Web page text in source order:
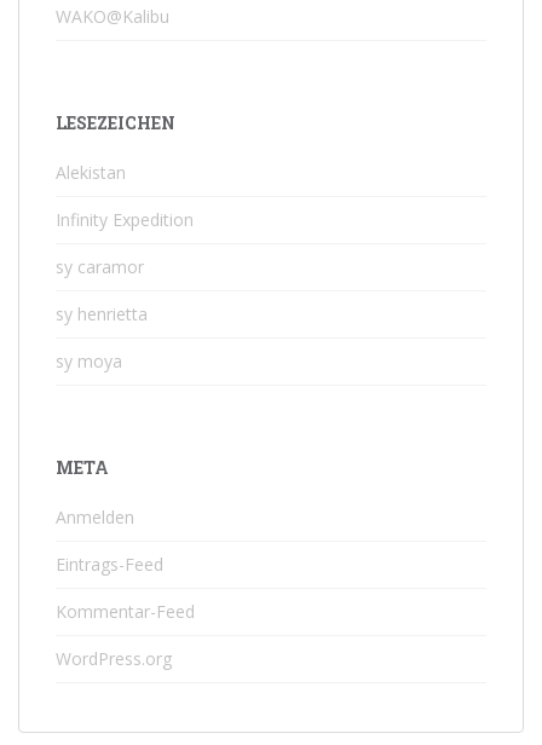
WAKO@Kalibu
LESEZEICHEN
Alekistan
Infinity Expedition
sy caramor
sy henrietta
sy moya
META
Anmelden
Eintrags-Feed
Kommentar-Feed
WordPress.org